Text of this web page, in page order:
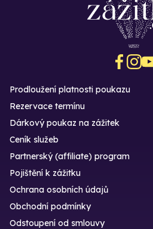
Prodloužení platnosti poukazu
Rezervace termínu
Dárkový poukaz na zážitek
Ceník služeb
Partnerský (affiliate) program
Pojištění k zážitku
Ochrana osobních údajů
Obchodní podmínky
Odstoupení od smlouvy